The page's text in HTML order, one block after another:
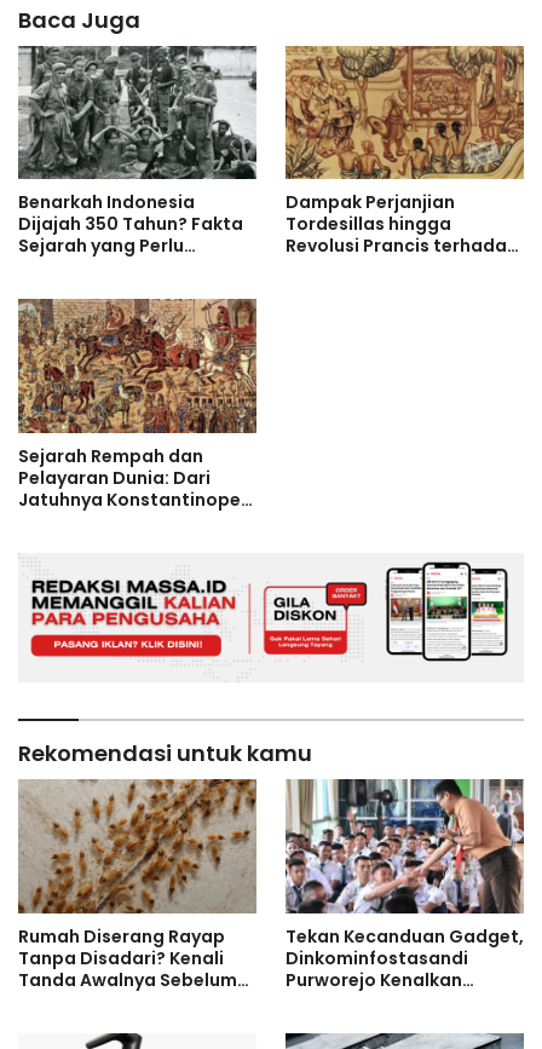
Baca Juga
Benarkah Indonesia
Dijajah 350 Tahun? Fakta
Sejarah yang Perlu
Dampak Perjanjian
Tordesillas hingga
Revolusi Prancis terhadap
Sejarah Rempah dan
Pelayaran Dunia: Dari
Jatuhnya Konstantinopel
Rekomendasi untuk kamu
Rumah Diserang Rayap
Tanpa Disadari? Kenali
Tanda Awalnya Sebelum
Tekan Kecanduan Gadget,
Dinkominfostasandi
Purworejo Kenalkan